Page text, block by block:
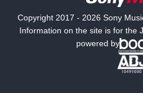
ミステリー
Copyright 2017 - 2026 Sony
Information on the site is for the
powered by